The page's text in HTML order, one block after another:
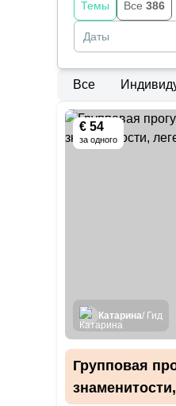
Темы Все 386
Даты
Все
€ 54
за одного
Катарина/ Гид
Групповая